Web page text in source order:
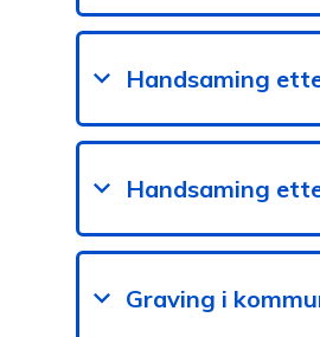
Handsaming
Handsaming
Graving i